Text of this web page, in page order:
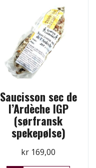
Saucisson sec de
l’Ardèche IGP
(sørfransk
spekepølse)
kr 169,00